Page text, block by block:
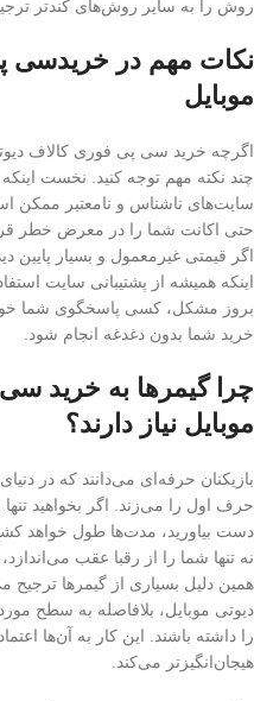
روش را به سایر روش‌های کندتر
نکات مهم در خریدسی
موبایل
اگرچه خرید سی پی فوری کالاف
چند نکته مهم توجه کنید. نخست
سایت‌های ناشناس و نامعتبر ممکن
حتی اکانت شما را در معرض خطر
اگر قیمتی غیرمعمول و بسیار پایین
اینکه همیشه از پشتیبانی سایت
بروز مشکل، کسی پاسخگوی شما
خرید شما بدون دغدغه انجام شود.
چرا گیمرها به خرید
موبایل نیاز دارند؟
بازیکنان حرفه‌ای می‌دانند که در
حرف اول را می‌زند. اگر بخواهید
دست بیاورید، مدت‌ها طول خواهد
نه تنها شما را از رقبا عقب
همین دلیل بسیاری از گیمرها
دیوتی موبایل، بلافاصله به سطح
را داشته باشند. این کار به آن‌ها
هیجان‌انگیزتر می‌کند.